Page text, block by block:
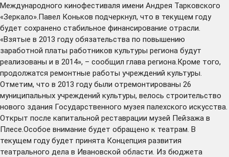
Международного кинофестиваля имени Андрея Тарковского
«Зеркало».Павел Коньков подчеркнул, что в текущем году
будет сохранено стабильное финансирование отрасли.
«Взятые в 2013 году обязательства по повышению
заработной платы работников культуры региона будут
реализованы и в 2014», – сообщил глава региона.Кроме того,
продолжатся ремонтные работы учреждений культуры.
Отметим, что в 2013 году были отремонтированы 26
муниципальных учреждений культуры, велось строительство
нового здания Государственного музея палехского искусства.
Открыт после капитальной реставрации музей Пейзажа в
Плесе.Особое внимание будет обращено к театрам. В
текущем году будет принята Концепция развития
театрального дела в Ивановской области. Из бюджета